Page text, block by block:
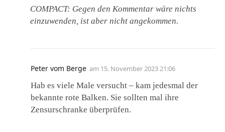
COMPACT: Gegen den Kommentar wäre nichts
einzuwenden, ist aber nicht angekommen.
Peter vom Berge am 15. November 2023 21:06
Hab es viele Male versucht – kam jedesmal der
bekannte rote Balken. Sie sollten mal ihre
Zensurschranke überprüfen.